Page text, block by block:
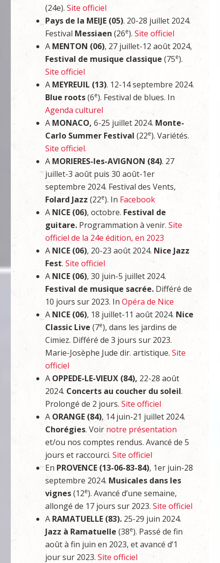
(24e).Site officiel
Pays de la MEIJE (05). 20-28 juillet 2024.
Festival Messiaen(26e).Site officiel
A MENTON (06), 27 juillet-12 août 2024,
Festival de musique classique(75e).
Site officiel
A MEYREUIL (13). 12-14 septembre 2024.
Blue roots(6e). Festival de blues. In
Agenda culturel
A MONACO,6-25 juillet 2024. Monte-
Carlo Summer Festival(22e). Variétés.
Site officiel.
AMORIERES-les-AVIGNON (84). 27
juillet-3 août puis 30 août-1er
septembre 2024. Festival des Vents,
Folard Jazz (22e). In Facebook
A NICE (06), octobre. Festival de
guitare. Programmation à venir.Site
officiel de la 24e édition, en 2023
A NICE (06), 20-23 août 2024. Nice Jazz
Fest.Site officiel
A NICE (06), 30 juin-5 juillet 2024.
Festival de musique sacrée. Différé de
10 jours sur 2023. InOpéra de Nice
A NICE (06), 18 juillet-11 août 2024. Nice
Classic Live(7e), dans les jardins de
Cimiez. Différé de 3 jours sur 2023.
Marie-Josèphe Jude dir. artistique.Site
officiel
A OPPEDE-LE-VIEUX (84), 22-28 août
2024. Concerts au coucher du soleil.
Prolongé de 2 jours.Site officiel
A ORANGE (84), 14 juin-21 juillet 2024.
Chorégies. Voir notre présentation
et/ou nos comptes rendus. Avancé de 5
jours et raccourci.Site officiel
En PROVENCE (13-06-83-84), 1er juin-28
septembre 2024. Musicales dans les
vignes(12e). Avancé d’une semaine,
allongé de 17 jours sur 2023.Site officiel
A RAMATUELLE (83). 25-29 juin 2024.
Jazz à Ramatuelle (38e). Passé de fin
août à fin juin en 2023, et avancé d’1
jour sur 2023.Site officiel